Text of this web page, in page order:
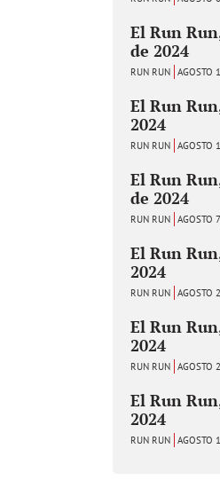
El Run
de 2024
RUN RUN AGOSTO
El Run
2024
RUN RUN AGOSTO
El Run
de 2024
RUN RUN AGOSTO
El Run
2024
RUN RUN AGOSTO
El Run
2024
RUN RUN AGOSTO
El Run
2024
RUN RUN AGOSTO